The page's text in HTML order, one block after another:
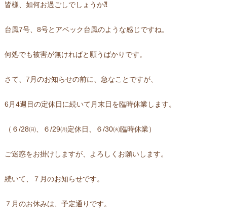
皆様、如何お過ごしでしょうか⁈
台風7号、8号とアベック台風のような感じですね。
何処でも被害が無ければと願うばかりです。
さて、7月のお知らせの前に、急なことですが、
6月4週目の定休日に続いて月末日を臨時休業します。
（６/28㈰、６/29㈪定休日、６/30㈫臨時休業）
ご迷惑をお掛けしますが、よろしくお願いします。
続いて、７月のお知らせです。
７月のお休みは、予定通りです。